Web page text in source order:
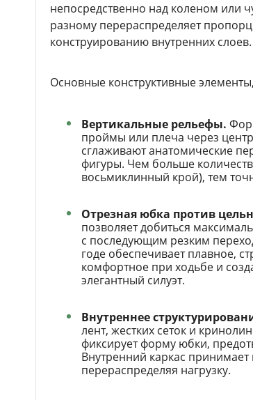
непосредственно над коленом или
разному перераспределяет
конструированию внутренних слоев.
Основные конструктивные
Вертикальные рельефы.
проймы или плеча через
сглаживают анатомические
фигуры. Чем больше
восьмиклинный крой), тем
Отрезная юбка против
позволяет добиться
с последующим резким
годе обеспечивает плавное,
комфортное при ходьбе и
элегантный силуэт.
Внутреннее
лент, жестких сеток и
фиксирует форму юбки,
Внутренний каркас
перераспределяя нагрузку.